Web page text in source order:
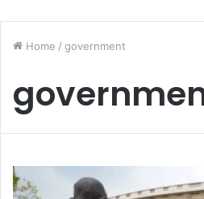
Home / government